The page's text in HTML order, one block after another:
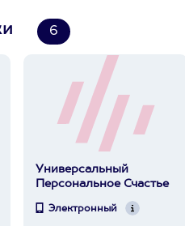
6
Универсальный
Персональное Счастье
Электронный